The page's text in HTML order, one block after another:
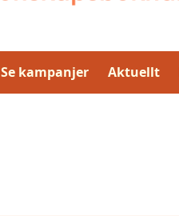
Se kampanjer Aktuellt